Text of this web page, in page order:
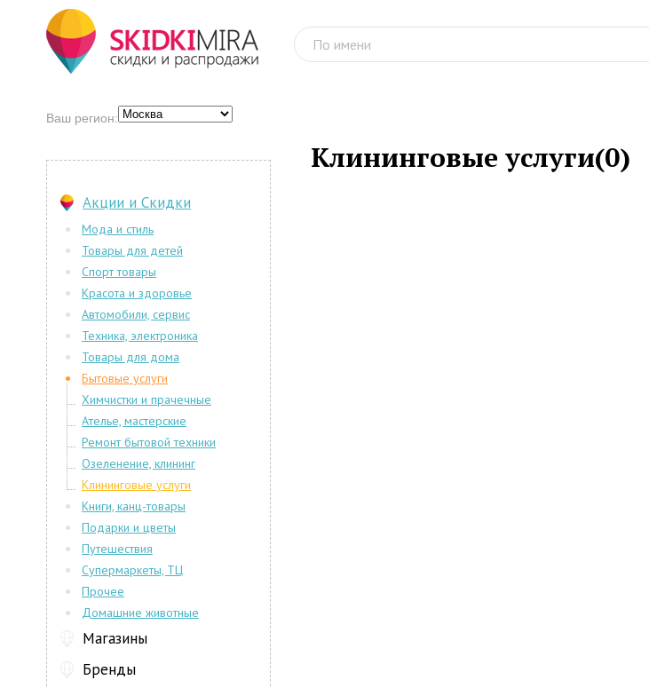
Клининговые услуги(0)
Ваш регион:
Акции и Скидки
Мода и стиль
Товары для детей
Спорт товары
Красота и здоровье
Автомобили, сервис
Техника, электроника
Товары для дома
Бытовые услуги
Химчистки и прачечные
Ателье, мастерские
Ремонт бытовой техники
Озеленение, клининг
Клининговые услуги
Книги, канц-товары
Подарки и цветы
Путешествия
Супермаркеты, ТЦ
Прочее
Домашние животные
Магазины
Бренды